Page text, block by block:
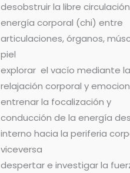
desobstruir la libre
energía corporal (chi) entre
articulaciones, órganos,
piel
explorar el vacío mediante la
relajación corporal y
entrenar la focalización y
conducción de la energía
interno hacia la periferia
viceversa
despertar e investigar la